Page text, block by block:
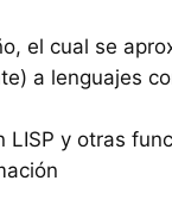
el cual se
a lenguajes
LISP y otras